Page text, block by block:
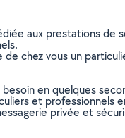
aux prestations
chez vous un
en quelques
et professionnels
privée et